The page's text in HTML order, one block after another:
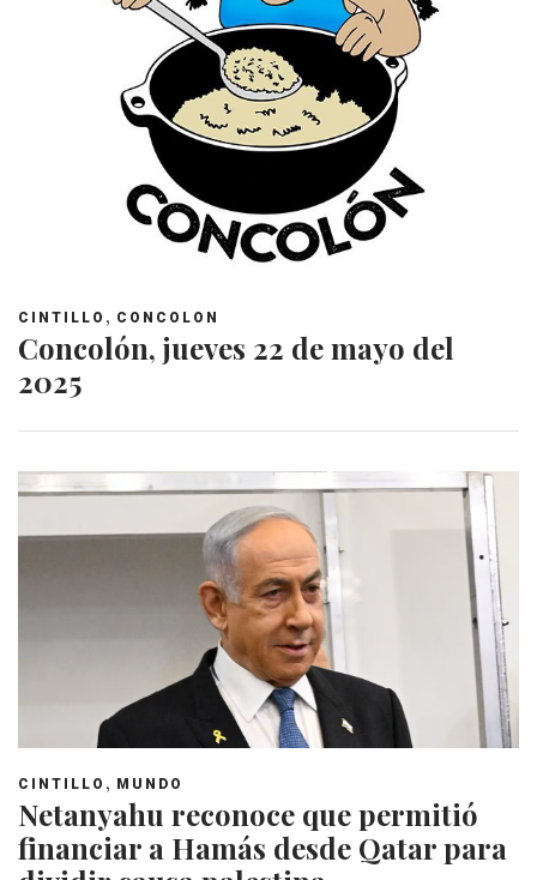
CINTILLO , CONCOLON
Concolón, jueves 22 de mayo del
2025
CINTILLO , MUNDO
Netanyahu reconoce que permitió
financiar a Hamás desde Qatar para